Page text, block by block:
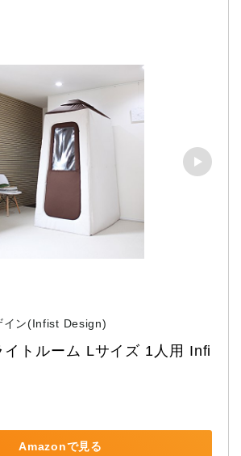
イン(Infist Design)
イトルーム Lサイズ 1人用 Infi
Amazonで見る